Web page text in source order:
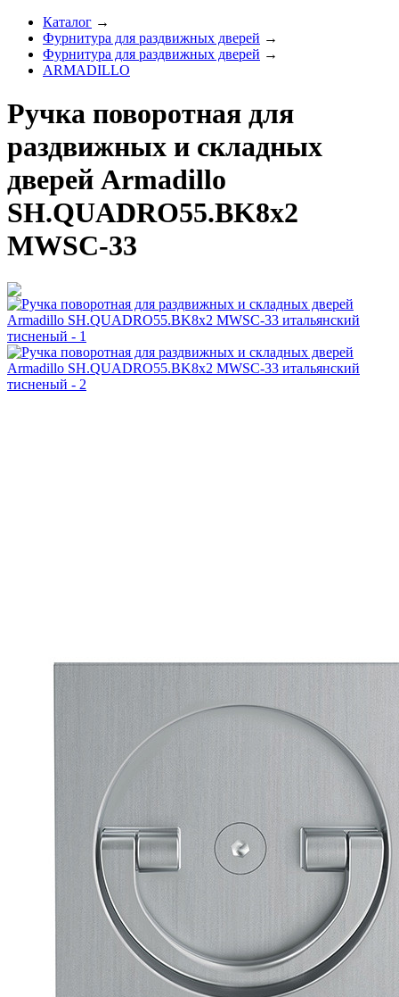
Каталог →
Фурнитура для раздвижных дверей →
Фурнитура для раздвижных дверей →
ARMADILLO
Ручка поворотная для
раздвижных и складных
дверей Armadillo
SH.QUADRO55.BK8x2
MWSC-33